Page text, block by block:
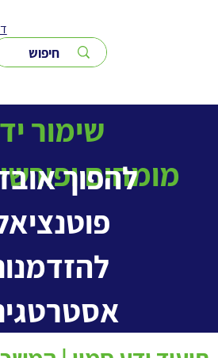
שימור
מומחים
להפוך